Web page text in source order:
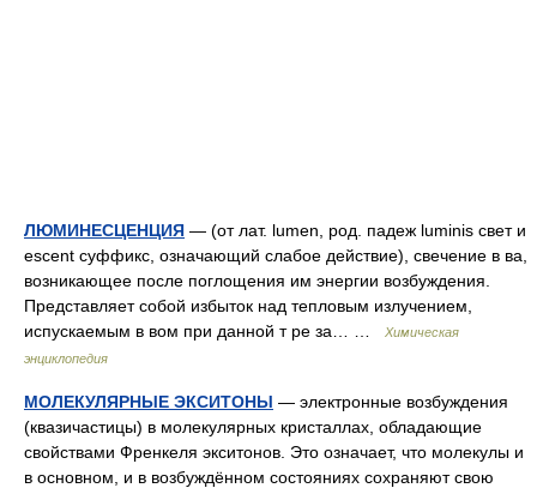
ЛЮМИНЕСЦЕНЦИЯ — (от лат. lumen, род. падеж luminis свет и
escent суффикс, означающий слабое действие), свечение в ва,
возникающее после поглощения им энергии возбуждения.
Представляет собой избыток над тепловым излучением,
испускаемым в вом при данной т ре за… …
Химическая
энциклопедия
МОЛЕКУЛЯРНЫЕ ЭКСИТОНЫ — электронные возбуждения
(квазичастицы) в молекулярных кристаллах, обладающие
свойствами Френкеля экситонов. Это означает, что молекулы и
в основном, и в возбуждённом состояниях сохраняют свою